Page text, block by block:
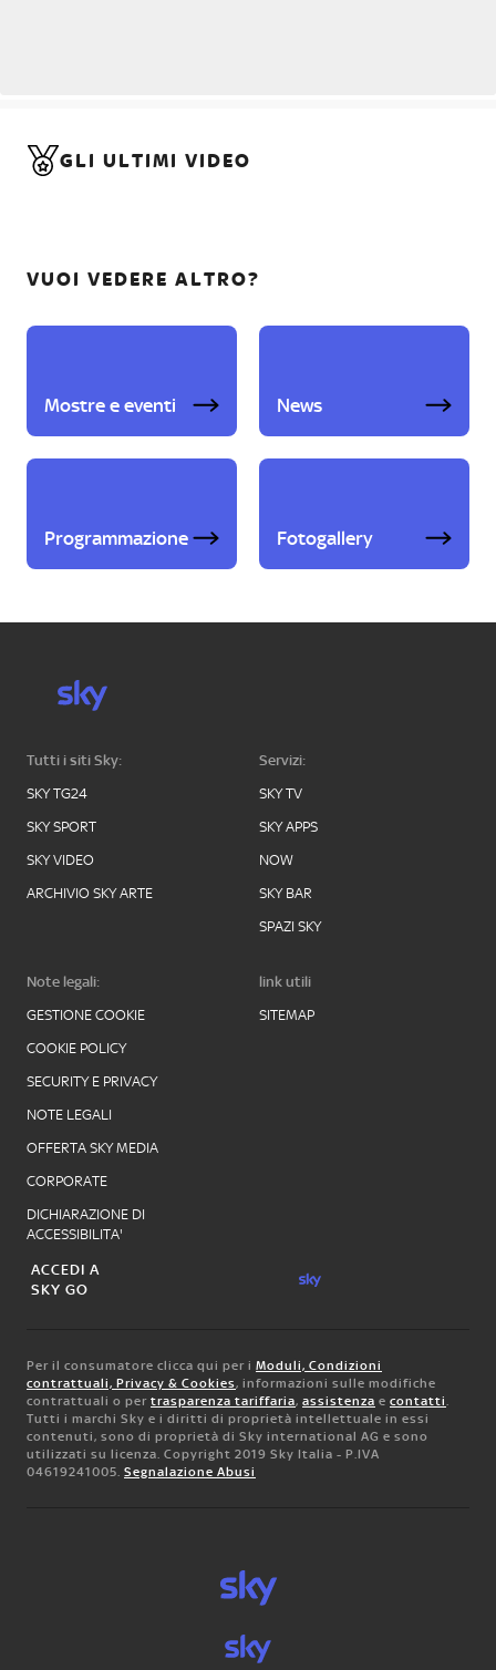
GLI ULTIMI VIDEO
VUOI VEDERE ALTRO?
Mostre e eventi News
Programmazione Fotogallery
Tutti i siti Sky:
SKY TG24
SKY SPORT
SKY VIDEO
ARCHIVIO SKY ARTE
Servizi:
SKY TV
SKY APPS
NOW
SKY BAR
SPAZI SKY
Note legali:
GESTIONE COOKIE
COOKIE POLICY
SECURITY E PRIVACY
NOTE LEGALI
OFFERTA SKY MEDIA
CORPORATE
DICHIARAZIONE DI
ACCESSIBILITA'
link utili
SITEMAP
ACCEDI A
SKY GO
Per il consumatore clicca qui per i Moduli, Condizioni
contrattuali, Privacy & Cookies, informazioni sulle modifiche
contrattuali o per trasparenza tariffaria, assistenza e contatti.
Tutti i marchi Sky e i diritti di proprietà intellettuale in essi
contenuti, sono di proprietà di Sky international AG e sono
utilizzati su licenza. Copyright 2019 Sky Italia - P.IVA
04619241005. Segnalazione Abusi